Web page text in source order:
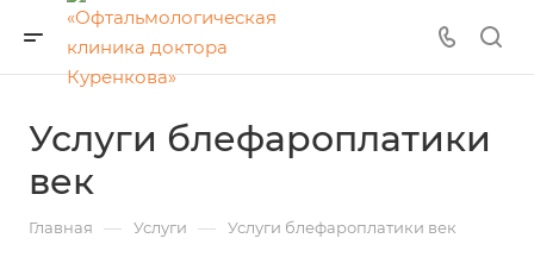
Услуги блефароплатики
век
Главная — Услуги — Услуги блефароплатики век